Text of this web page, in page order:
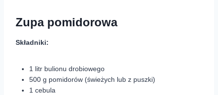
Zupa pomidorowa
Składniki:
1 litr bulionu drobiowego
500 g pomidorów (świeżych lub z puszki)
1 cebula